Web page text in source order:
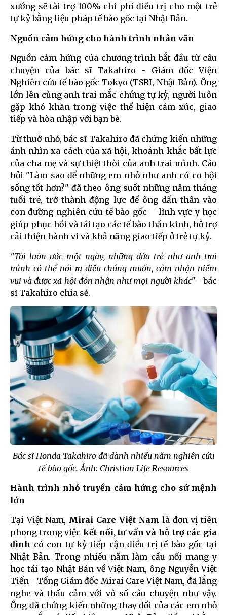
xướng sẽ tài trợ 100% chi phí điều trị cho một trẻ
tự kỷ bằng liệu pháp tế bào gốc tại Nhật Bản.
Nguồn cảm hứng cho hành trình nhân văn
Nguồn cảm hứng của chương trình bắt đầu từ câu
chuyện của bác sĩ Takahiro - Giám đốc Viện
Nghiên cứu tế bào gốc Tokyo (TSRI, Nhật Bản). Ông
lớn lên cùng anh trai mắc chứng tự kỷ, người luôn
gặp khó khăn trong việc thể hiện cảm xúc, giao
tiếp và hòa nhập với bạn bè.
Từ thuở nhỏ, bác sĩ Takahiro đã chứng kiến những
ánh nhìn xa cách của xã hội, khoảnh khắc bất lực
của cha mẹ và sự thiệt thòi của anh trai mình. Câu
hỏi "Làm sao để những em nhỏ như anh có cơ hội
sống tốt hơn?" đã theo ông suốt những năm tháng
tuổi trẻ, trở thành động lực để ông dấn thân vào
con đường nghiên cứu tế bào gốc – lĩnh vực y học
giúp phục hồi và tái tạo các tế bào thần kinh, hỗ trợ
cải thiện hành vi và khả năng giao tiếp ở trẻ tự kỷ.
"Tôi luôn ước một ngày, những đứa trẻ như anh trai
mình có thể nói ra điều chúng muốn, cảm nhận niềm
vui và được xã hội đón nhận như mọi người khác"- bác
sĩ Takahiro chia sẻ.
Bác sĩ Honda Takahiro đã dành nhiều năm nghiên cứu
tế bào gốc. Ảnh: Christian Life Resources
Hành trình nhỏ truyền cảm hứng cho sứ mệnh
lớn
Tại Việt Nam, Mirai Care Việt Nam là đơn vị tiên
phong trong việc kết nối, tư vấn và hỗ trợ các gia
đình có con tự kỷ tiếp cận điều trị tế bào gốc tại
Nhật Bản. Trong nhiều năm làm cầu nối mang y
học tái tạo Nhật Bản về Việt Nam, ông Nguyễn Việt
Tiến - Tổng Giám đốc Mirai Care Việt Nam, đã lắng
nghe và thấu cảm với vô số câu chuyện như vậy.
Ông đã chứng kiến những thay đổi của các em nhỏ